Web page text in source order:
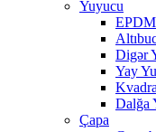
Yuyucu
Digər
Yay
Dalğa
Çapa